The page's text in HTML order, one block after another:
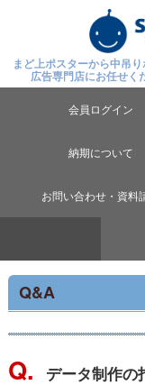
まど上ポスターから中吊
広告専門店にお任せ
会員ログイン
納期について
お問い合わせ・資料
Q&A
Q. データ制作の